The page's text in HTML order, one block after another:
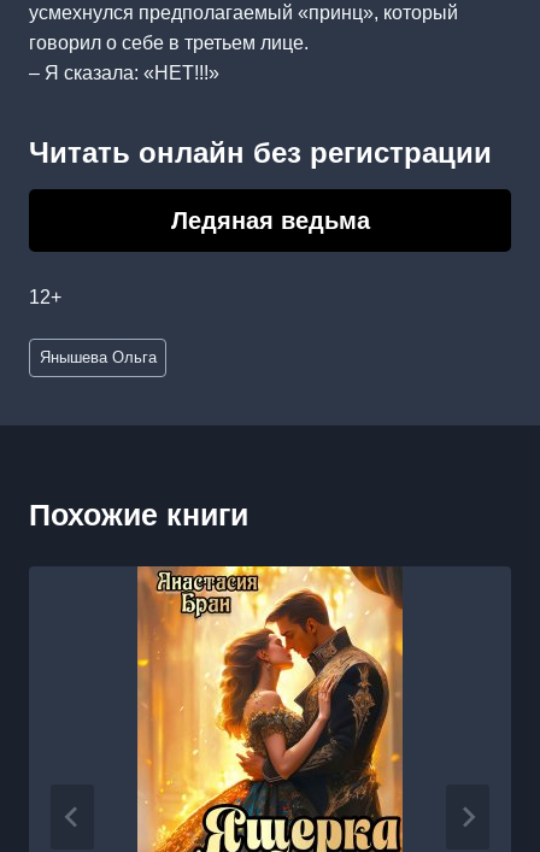
усмехнулся предполагаемый «принц», который
говорил о себе в третьем лице.
– Я сказала: «НЕТ!!!»
Читать онлайн без регистрации
Ледяная ведьма
12+
Метки
записи:
Янышева Ольга
Похожие книги